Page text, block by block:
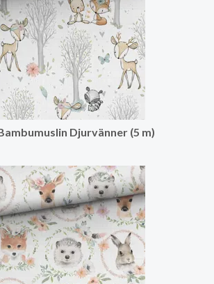
Djurvänner (5 m)